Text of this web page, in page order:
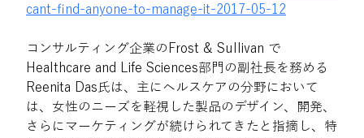
cant-find-anyone-to-manage-it-2017-05-12
コンサルティング企業のFrost & Sullivan で
Healthcare and Life Sciences部門の副社⾧を務める
Reenita Das氏は、主にヘルスケアの分野において
は、女性のニーズを軽視した製品のデザイン、開発、
さらにマーケティングが続けられてきたと指摘し、特